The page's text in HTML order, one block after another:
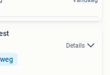
Details